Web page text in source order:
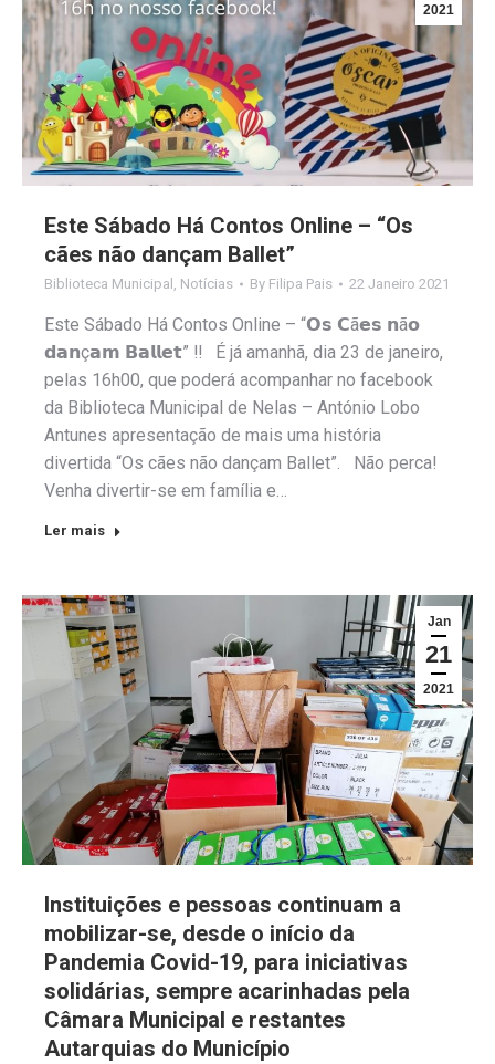
2021
Este Sábado Há Contos Online – “Os
cães não dançam Ballet”
Biblioteca Municipal Notícias By Filipa Pais 22 Janeiro 2021
Este Sábado Há Contos Online – “𝗢𝘀 𝗖ã𝗲𝘀 𝗻ã𝗼
𝗱𝗮𝗻ç𝗮𝗺 𝗕𝗮𝗹𝗹𝗲𝘁” ‼ É já amanhã, dia 23 de janeiro,
pelas 16h00, que poderá acompanhar no facebook
da Biblioteca Municipal de Nelas – António Lobo
Antunes apresentação de mais uma história
divertida “Os cães não dançam Ballet”. Não perca!
Venha divertir-se em família e…
Ler mais
Jan
21
2021
Instituições e pessoas continuam a
mobilizar-se, desde o início da
Pandemia Covid-19, para iniciativas
solidárias, sempre acarinhadas pela
Câmara Municipal e restantes
Autarquias do Município